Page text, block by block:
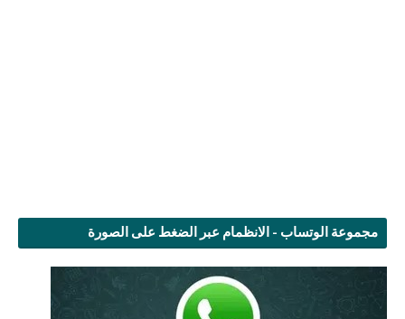
مجموعة الوتساب - الانظمام عبر الضغط على الصورة